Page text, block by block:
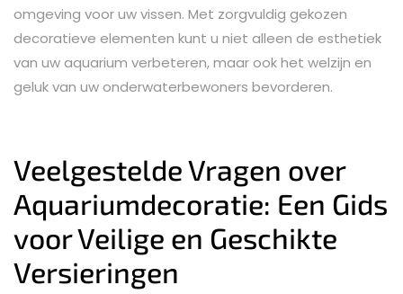
omgeving voor uw vissen. Met zorgvuldig gekozen
decoratieve elementen kunt u niet alleen de esthetiek
van uw aquarium verbeteren, maar ook het welzijn en
geluk van uw onderwaterbewoners bevorderen.
Veelgestelde Vragen over
Aquariumdecoratie: Een Gids
voor Veilige en Geschikte
Versieringen